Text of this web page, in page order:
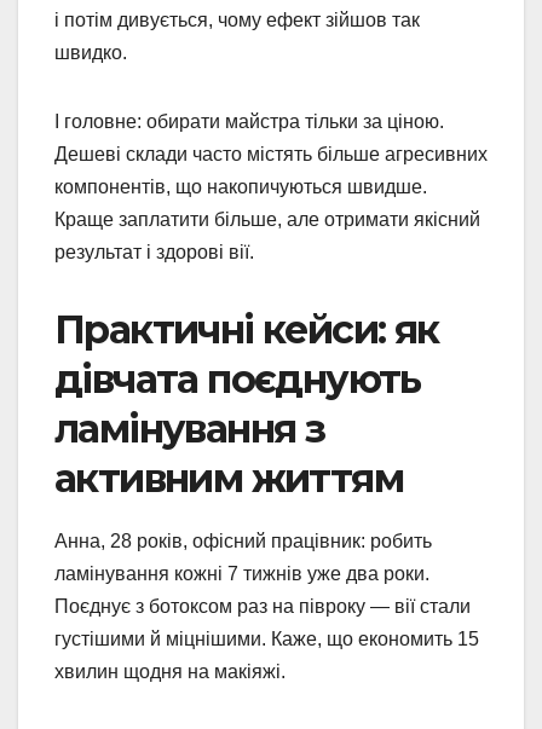
і потім дивується, чому ефект зійшов так
швидко.
І головне: обирати майстра тільки за ціною.
Дешеві склади часто містять більше агресивних
компонентів, що накопичуються швидше.
Краще заплатити більше, але отримати якісний
результат і здорові вії.
Практичні кейси: як
дівчата поєднують
ламінування з
активним життям
Анна, 28 років, офісний працівник: робить
ламінування кожні 7 тижнів уже два роки.
Поєднує з ботоксом раз на півроку — вії стали
густішими й міцнішими. Каже, що економить 15
хвилин щодня на макіяжі.